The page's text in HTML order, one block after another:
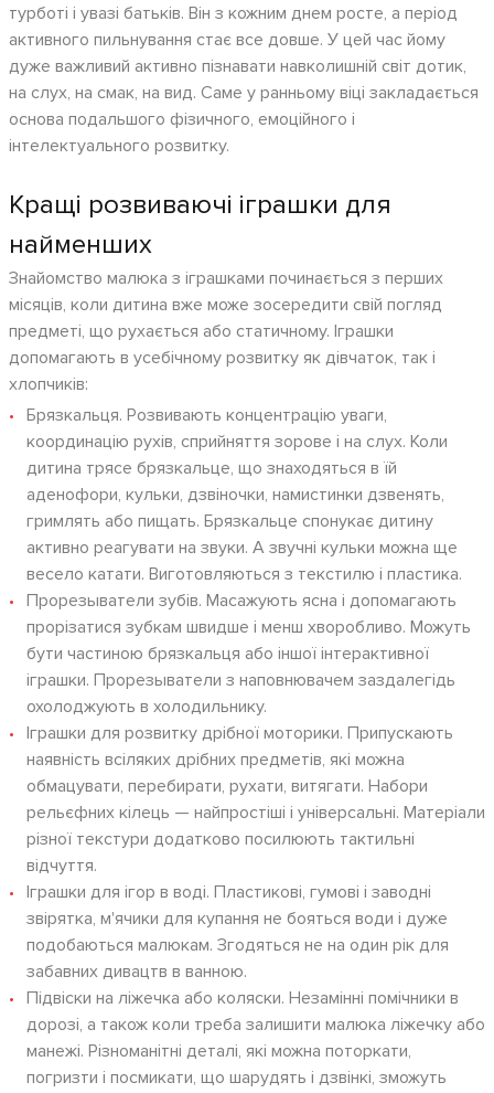
турботі і увазі батьків. Він з кожним днем росте, а період
активного пильнування стає все довше. У цей час йому
дуже важливий активно пізнавати навколишній світ дотик,
на слух, на смак, на вид. Саме у ранньому віці закладається
основа подальшого фізичного, емоційного і
інтелектуального розвитку.
Кращі розвиваючі іграшки для
найменших
Знайомство малюка з іграшками починається з перших
місяців, коли дитина вже може зосередити свій погляд
предметі, що рухається або статичному. Іграшки
допомагають в усебічному розвитку як дівчаток, так і
хлопчиків:
Брязкальця. Розвивають концентрацію уваги,
координацію рухів, сприйняття зорове і на слух. Коли
дитина трясе брязкальце, що знаходяться в їй
аденофори, кульки, дзвіночки, намистинки дзвенять,
гримлять або пищать. Брязкальце спонукає дитину
активно реагувати на звуки. А звучні кульки можна ще
весело катати. Виготовляються з текстилю і пластика.
Прорезыватели зубів. Масажують ясна і допомагають
прорізатися зубкам швидше і менш хворобливо. Можуть
бути частиною брязкальця або іншої інтерактивної
іграшки. Прорезыватели з наповнювачем заздалегідь
охолоджують в холодильнику.
Іграшки для розвитку дрібної моторики. Припускають
наявність всіляких дрібних предметів, які можна
обмацувати, перебирати, рухати, витягати. Набори
рельєфних кілець — найпростіші і універсальні. Матеріали
різної текстури додатково посилюють тактильні
відчуття.
Іграшки для ігор в воді. Пластикові, гумові і заводні
звірятка, м'ячики для купання не бояться води і дуже
подобаються малюкам. Згодяться не на один рік для
забавних дивацтв в ванною.
Підвіски на ліжечка або коляски. Незамінні помічники в
дорозі, а також коли треба залишити малюка ліжечку або
манежі. Різноманітні деталі, які можна поторкати,
погризти і посмикати, що шарудять і дзвінкі, зможуть